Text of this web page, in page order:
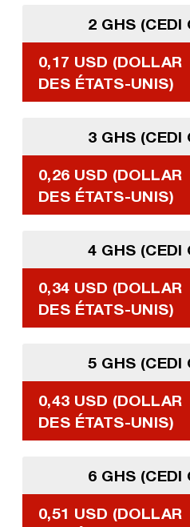
2 GHS (CEDI
0,17 USD (DOLLAR
DES ÉTATS-UNIS)
3 GHS (CEDI
0,26 USD (DOLLAR
DES ÉTATS-UNIS)
4 GHS (CEDI
0,34 USD (DOLLAR
DES ÉTATS-UNIS)
5 GHS (CEDI
0,43 USD (DOLLAR
DES ÉTATS-UNIS)
6 GHS (CEDI
0,51 USD (DOLLAR